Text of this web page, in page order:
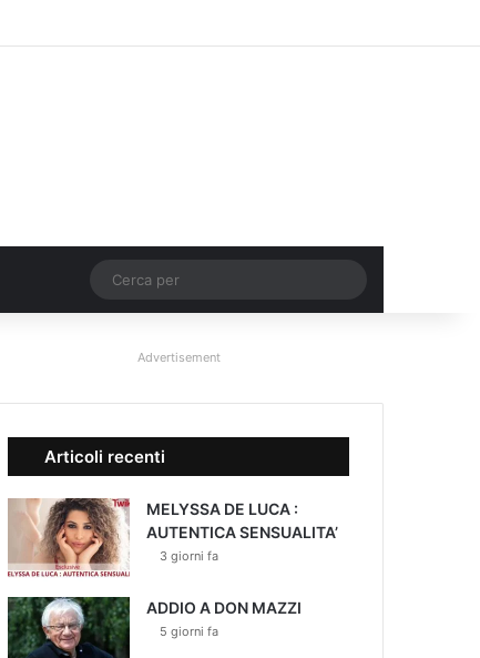
Un articolo a caso
per
Advertisement
Articoli recenti
MELYSSA DE LUCA :
AUTENTICA SENSUALITA’
3 giorni fa
ADDIO A DON MAZZI
5 giorni fa